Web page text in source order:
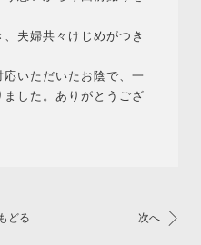
夫婦共々けじめがつき
いただいたお陰で、一
した。ありがとうござ
どる 次へ